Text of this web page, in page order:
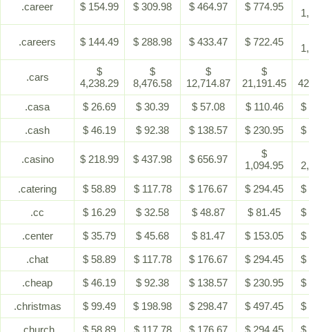
.career $ 154.99 $ 309.98 $ 464.97 $ 774.95
.careers $ 144.49 $ 288.98 $ 433.47 $ 722.45
.cars
$
4,238.29
$
8,476.58
$
12,714.87
$
21,191.45
.casa
$ 26.69 $ 30.39 $ 57.08 $ 110.46
$
.cash
$ 46.19 $ 92.38 $ 138.57 $ 230.95 $
.casino $ 218.99 $ 437.98 $ 656.97
$
1,094.95
.catering
$ 58.89 $ 117.78 $ 176.67 $ 294.45
$
.cc
$ 16.29 $ 32.58 $ 48.87 $ 81.45
$
.center
$ 35.79 $ 45.68 $ 81.47 $ 153.05
$
.chat
$ 58.89 $ 117.78 $ 176.67 $ 294.45
$
.cheap
$ 46.19 $ 92.38 $ 138.57 $ 230.95
$
.christmas
$ 99.49 $ 198.98 $ 298.47 $ 497.45
$
.church
$ 58.89 $ 117.78 $ 176.67 $ 294.45 $